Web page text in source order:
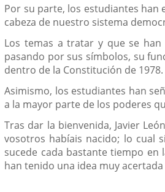
Por su parte, los estudiantes han
cabeza de nuestro sistema
Los temas a tratar y que se
pasando por sus símbolos, su
dentro de la Constitución de 1978.
Asimismo, los estudiantes han
a la mayor parte de los poderes
Tras dar la bienvenida, Javier
vosotros habíais nacido; lo cual
sucede cada bastante tiempo
han tenido una idea muy